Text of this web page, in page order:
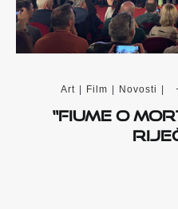
Art | Film | Novosti |
“Fiume o